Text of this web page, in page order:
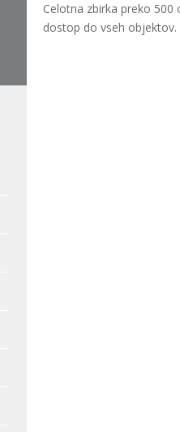
Celotna zbirka preko
dostop do vseh objektov.